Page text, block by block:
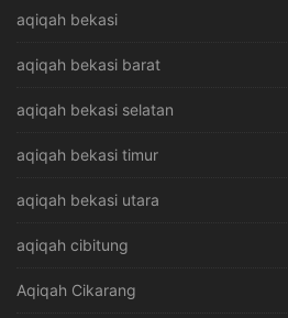
aqiqah bekasi
aqiqah bekasi barat
aqiqah bekasi selatan
aqiqah bekasi timur
aqiqah bekasi utara
aqiqah cibitung
Aqiqah Cikarang